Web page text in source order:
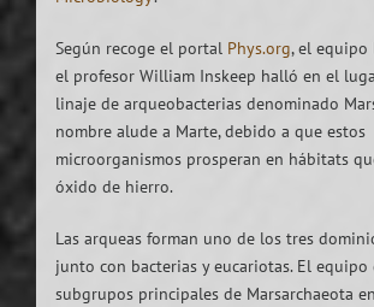
Según recoge el portal Phys.org, el
el profesor William Inskeep halló en el
linaje de arqueobacterias denominado
nombre alude a Marte, debido a que estos
microorganismos prosperan en hábitats
óxido de hierro.
Las arqueas forman uno de los tres
junto con bacterias y eucariotas. El
subgrupos principales de Marsarchaeota